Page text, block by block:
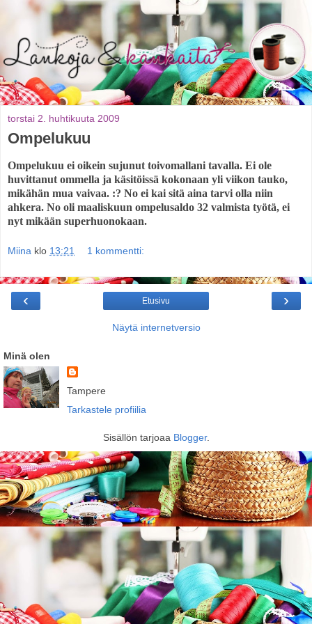
torstai 2. huhtikuuta 2009
Ompelukuu
Ompelukuu ei oikein sujunut toivomallani tavalla. Ei ole
huvittanut ommella ja käsitöissä kokonaan yli viikon tauko,
mikähän mua vaivaa. :? No ei kai sitä aina tarvi olla niin
ahkera. No oli maaliskuun ompelusaldo 32 valmista työtä, ei
nyt mikään superhuonokaan.
Miina klo 13:21 1 kommentti:
‹ ›
Etusivu
Näytä internetversio
Minä olen
Tampere
Tarkastele profiilia
Sisällön tarjoaa Blogger.